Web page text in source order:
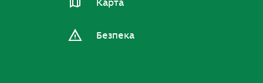
Карта
Безпека